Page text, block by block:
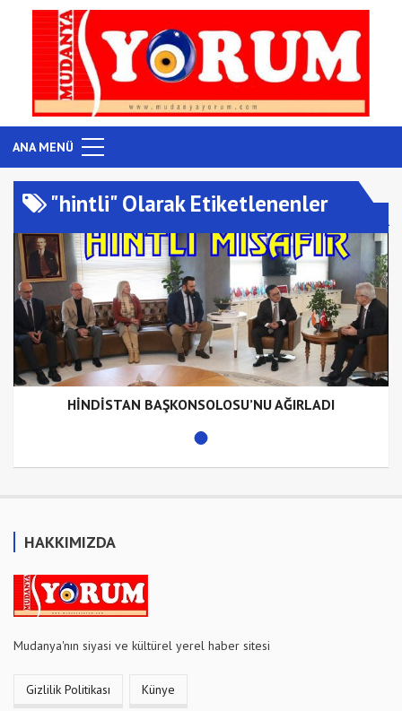
ANA MENÜ
"hintli" Olarak Etiketlenenler
HİNDİSTAN BAŞKONSOLOSU’NU AĞIRLADI
HAKKIMIZDA
Mudanya'nın siyasi ve kültürel yerel haber sitesi
Gizlilik Politikası Künye